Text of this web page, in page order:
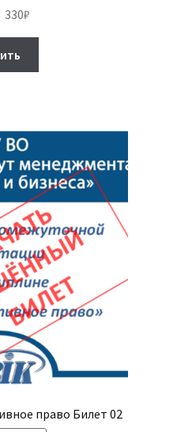
Первоначальная
330₽
право Билет 02